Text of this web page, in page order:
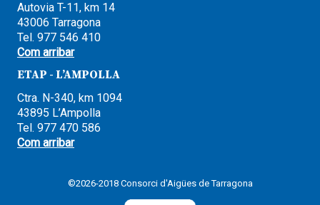
Autovia T-11, km 14
43006 Tarragona
Tel. 977 546 410
Com arribar
ETAP - L’AMPOLLA
Ctra. N-340, km 1094
43895 L’Ampolla
Tel. 977 470 586
Com arribar
©2026-2018 Consorci d'Aigües de Tarragona